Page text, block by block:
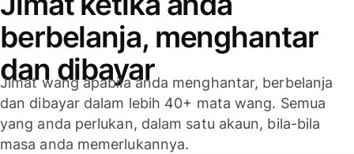
berbelanja, menghantar
dan dibayar
Jimat wang apabila anda menghantar, berbelanja
dan dibayar dalam lebih 40+ mata wang. Semua
yang anda perlukan, dalam satu akaun, bila-bila
masa anda memerlukannya.